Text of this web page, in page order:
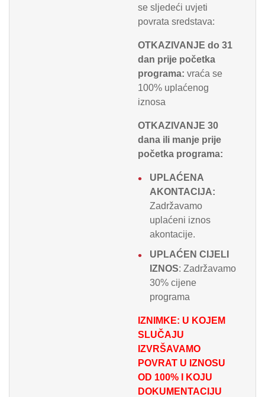
se sljedeći uvjeti
povrata sredstava:
OTKAZIVANJE do 31
dan prije početka
programa: vraća se
100% uplaćenog
iznosa
OTKAZIVANJE 30
dana ili manje prije
početka programa:
UPLAĆENA
AKONTACIJA:
Zadržavamo
uplaćeni iznos
akontacije.
UPLAĆEN CIJELI
IZNOS: Zadržavamo
30% cijene
programa
IZNIMKE: U KOJEM
SLUČAJU
IZVRŠAVAMO
POVRAT U IZNOSU
OD 100% I KOJU
DOKUMENTACIJU